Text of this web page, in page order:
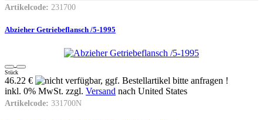
Artikelcode: 231700
Abzieher Getriebeflansch /5-1995
Stück
46.22 €
inkl. 0% MwSt. zzgl. Versand nach United States
Artikelcode: 331700N